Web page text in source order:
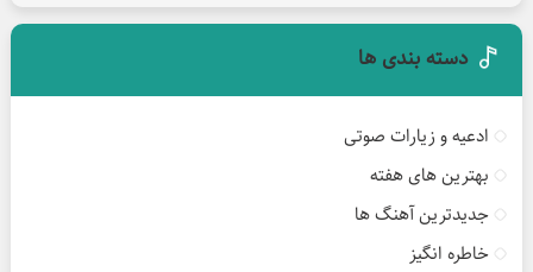
دسته بندی ها
ادعیه و زیارات صوتی
بهترین های هفته
جدیدترین آهنگ ها
خاطره انگیز